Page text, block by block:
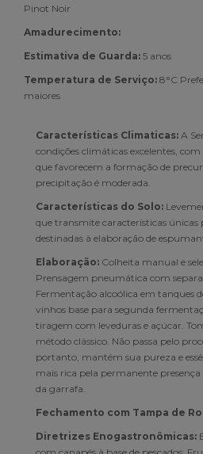
Pinot Noir
Amadurecimento:
Estimativa de Guarda: 5 anos
Temperatura de Serviço: 8°C
maiores
Características Climaticas: A
condições climáticas excelentes,
que favorecem a formação de
precipitação é moderada.
Características do Solo:
que transmite características únicas
destinadas à elaboração de
Elaboração: Colheita manual e
Prensagem pneumática com
Fermentação alcoólica em tanques
vinhos base para segunda
tiragem com leveduras e açúcar.
método clássico. Não passa pelo
portanto, mantém sua pureza e
mais rica pela permanente
da garrafa.
Fechamento com Tampa de
Diretrizes Enogastronômicas: